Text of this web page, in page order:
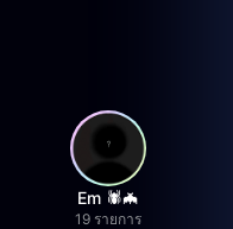
Em 🕷️🦇
19 รายการ